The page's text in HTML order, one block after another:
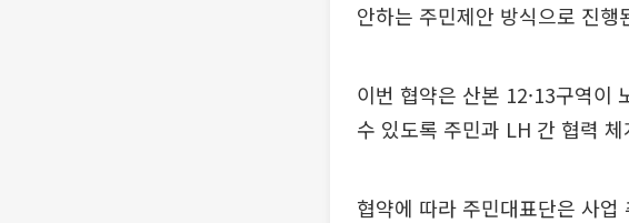
안하는 주민제안 방식으로 진행
이번 협약은 산본 12·13구역이
수 있도록 주민과 LH 간 협력
협약에 따라 주민대표단은 사